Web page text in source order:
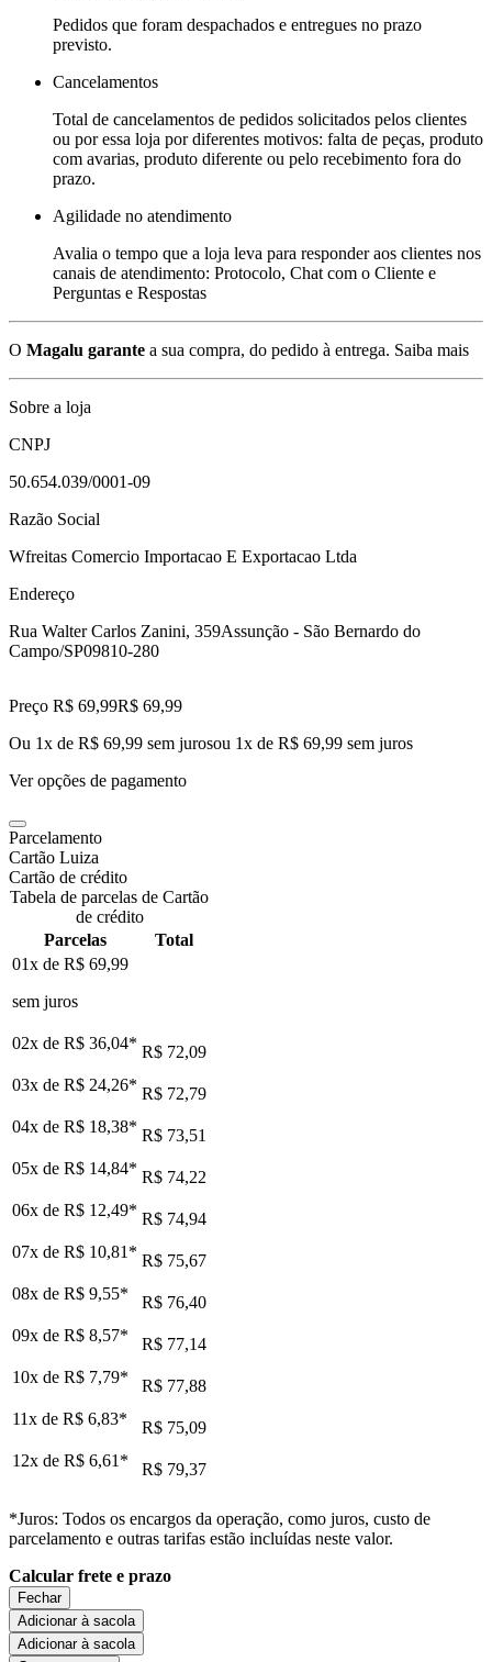
Pedidos que foram despachados e entregues no prazo
previsto.
Cancelamentos
Total de cancelamentos de pedidos solicitados pelos clientes
ou por essa loja por diferentes motivos: falta de peças, produto
com avarias, produto diferente ou pelo recebimento fora do
prazo.
Agilidade no atendimento
Avalia o tempo que a loja leva para responder aos clientes nos
canais de atendimento: Protocolo, Chat com o Cliente e
Perguntas e Respostas
O Magalu garante a sua compra, do pedido à entrega. Saiba mais
Sobre a loja
CNPJ
50.654.039/0001-09
Razão Social
Wfreitas Comercio Importacao E Exportacao Ltda
Endereço
Rua Walter Carlos Zanini, 359Assunção - São Bernardo do
Campo/SP09810-280
Preço R$ 69,99R$ 69,99
Ou 1x de R$ 69,99 sem jurosou 1x de R$ 69,99 sem juros
Ver opções de pagamento
Parcelamento
Cartão Luiza
Cartão de crédito
Tabela de parcelas de Cartão
de crédito
Parcelas
Total
01x de R$ 69,99
sem juros
02x de R$ 36,04* R$ 72,09
03x de R$ 24,26* R$ 72,79
04x de R$ 18,38* R$ 73,51
05x de R$ 14,84* R$ 74,22
06x de R$ 12,49* R$ 74,94
07x de R$ 10,81 * R$ 75,67
08x de R$ 9,55*
R$ 76,40
09x de R$ 8,57*
R$ 77,14
10x de R$ 7,79*
R$ 77,88
11x de R$ 6,83*
R$ 75,09
12x de R$ 6,61 * R$ 79,37
*Juros: Todos os encargos da operação, como juros, custo de
parcelamento e outras tarifas estão incluídas neste valor.
Calcular frete e prazo
Fechar
Adicionar à sacola
Adicionar à sacola